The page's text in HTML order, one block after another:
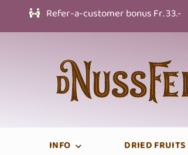
Refer-a-customer bonus Fr. 33.-
INFO DRIED FRUITS